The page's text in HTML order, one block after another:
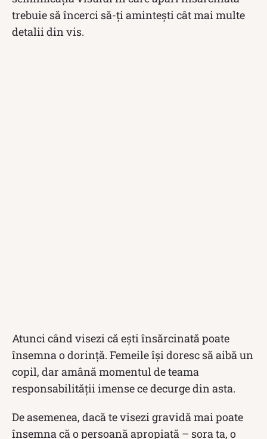
trebuie să încerci să-ți amintești cât mai multe
detalii din vis.
Atunci când visezi că ești însărcinată poate
însemna o dorință. Femeile își doresc să aibă un
copil, dar amână momentul de teama
responsabilității imense ce decurge din asta.
De asemenea, dacă te visezi gravidă mai poate
însemna că o persoană apropiată – sora ta, o